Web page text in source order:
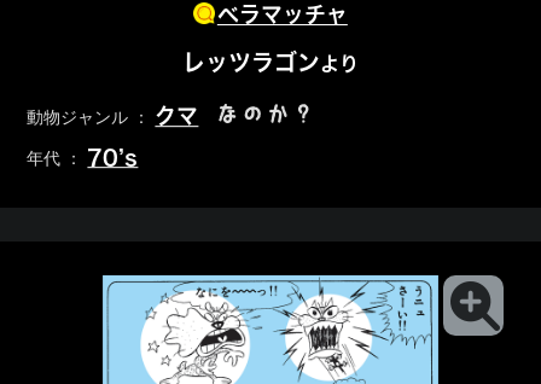
ベラマッチャ
レッツラゴンより
動物ジャンル ： クマ なのか？
年代 ： 70’s